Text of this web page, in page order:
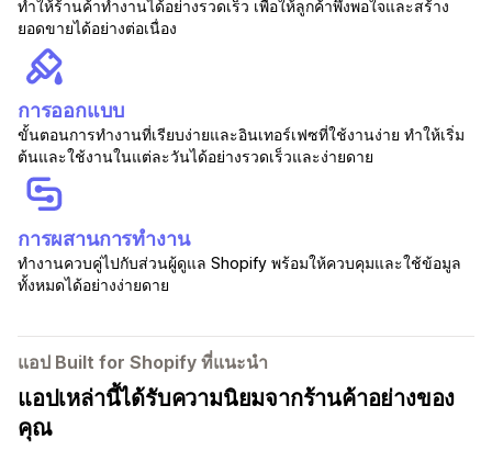
ทำให้ร้านค้าทำงานได้อย่างรวดเร็ว เพื่อให้ลูกค้าพึงพอใจและสร้าง
ยอดขายได้อย่างต่อเนื่อง
การออกแบบ
ขั้นตอนการทำงานที่เรียบง่ายและอินเทอร์เฟซที่ใช้งานง่าย ทำให้เริ่ม
ต้นและใช้งานในแต่ละวันได้อย่างรวดเร็วและง่ายดาย
การผสานการทำงาน
ทำงานควบคู่ไปกับส่วนผู้ดูแล Shopify พร้อมให้ควบคุมและใช้ข้อมูล
ทั้งหมดได้อย่างง่ายดาย
แอป Built for Shopify ที่แนะนำ
แอปเหล่านี้ได้รับความนิยมจากร้านค้าอย่างของ
คุณ